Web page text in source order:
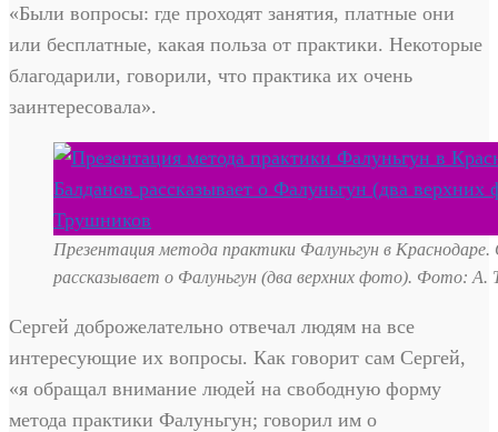
«Были вопросы: где проходят занятия, платные они
или бесплатные, какая польза от практики. Некоторые
благодарили, говорили, что практика их очень
заинтересовала».
Презентация метода практики Фалуньгун в Краснодаре.
рассказывает о Фалуньгун (два верхних фото). Фото: А.
Сергей доброжелательно отвечал людям на все
интересующие их вопросы. Как говорит сам Сергей,
«я обращал внимание людей на свободную форму
метода практики Фалуньгун; говорил им о